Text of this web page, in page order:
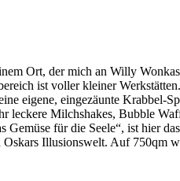
Ort, der mich an Willy
ist voller kleiner
eigene, eingezäunte Krabbel-
leckere Milchshakes, Bubble
für die Seele“, ist hier
Illusionswelt. Auf